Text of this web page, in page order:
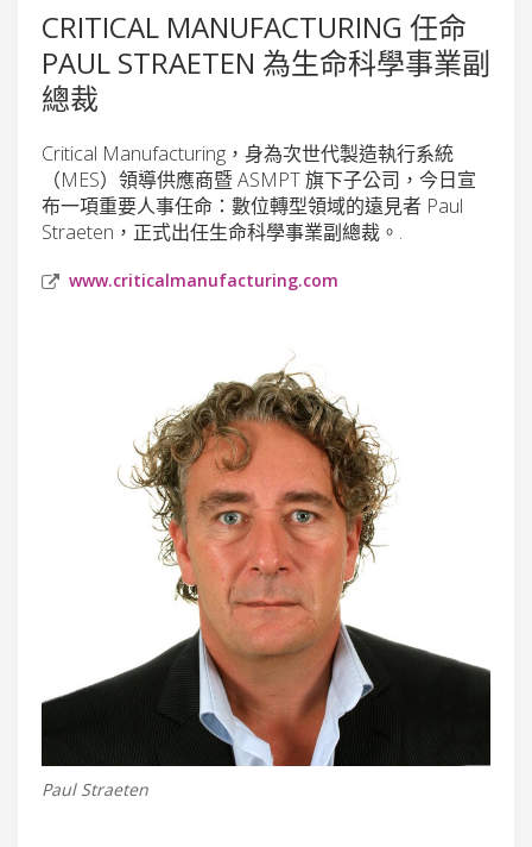
CRITICAL MANUFACTURING 任命
PAUL STRAETEN 為生命科學事業副
總裁
Critical Manufacturing，身為次世代製造執行系統
（MES）領導供應商暨 ASMPT 旗下子公司，今日宣
布一項重要人事任命：數位轉型領域的遠見者 Paul
Straeten，正式出任生命科學事業副總裁。.
www.criticalmanufacturing.com
Paul Straeten